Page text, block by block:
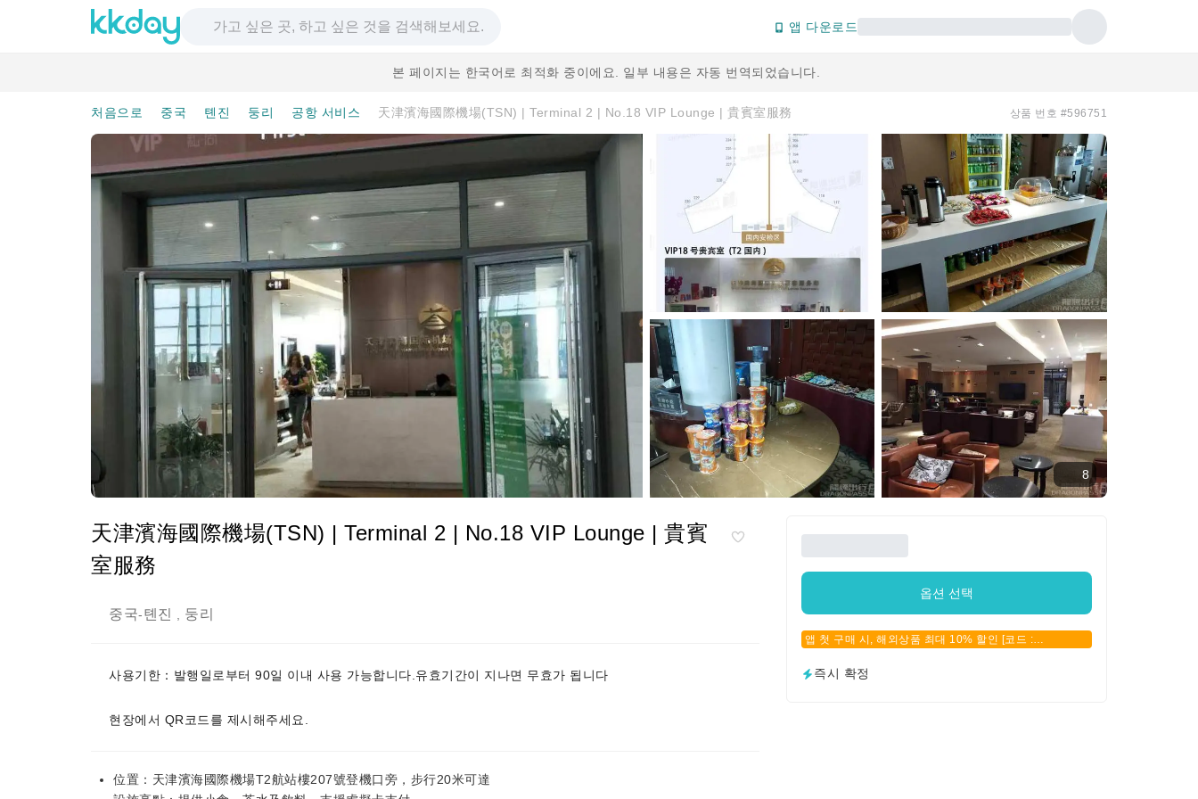
앱 다운로드
본 페이지는 한국어로 최적화 중이에요. 일부 내용은 자동 번역되었습니다.
처음으로 중국 톈진 둥리 공항 서비스 天津濱海國際機場(TSN) | Terminal 2 | No.18 VIP Lounge | 貴賓室服務 상품 번호 #596751
8
天津濱海國際機場(TSN) | Terminal 2 | No.18 VIP Lounge | 貴賓
室服務
중국-톈진 둥리
사용기한：발행일로부터 90일 이내 사용 가능합니다.유효기간이 지나면 무효가 됩니다
현장에서 QR코드를 제시해주세요.
位置：天津濱海國際機場T2航站樓207號登機口旁，步行20米可達
옵션 선택
앱 첫 구매 시, 해외상품 최대 10% 할인 [코드 :
즉시 확정